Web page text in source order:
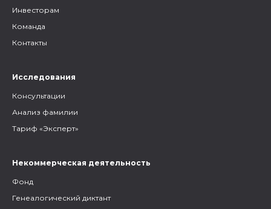
Инвесторам
Команда
Контакты
Исследования
Консультации
Анализ фамилии
Тариф «Эксперт»
Некоммерческая деятельность
Фонд
Генеалогический диктант